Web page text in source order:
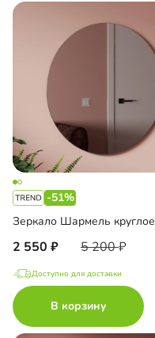
-51%
Зеркало Шармель круглое
2 550 5 200
Доступно для доставки
В корзину